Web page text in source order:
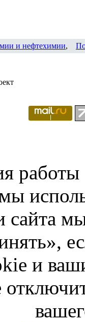
и нефтехимии,
работы
сайта
и